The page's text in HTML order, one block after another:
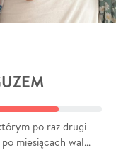
po raz drugi
po miesiącach wal…